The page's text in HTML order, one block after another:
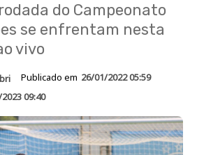
do Campeonato
se enfrentam nesta
vivo
Publicado em 26/01/2022 05:59
09:40